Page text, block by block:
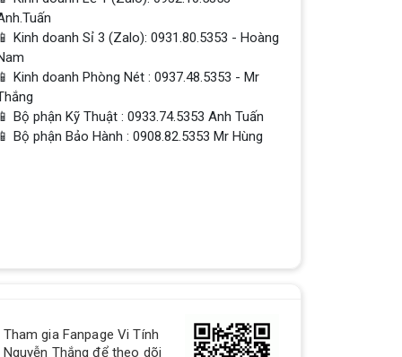
📱 Kinh doanh Sỉ 3 (Zalo): 0931.80.5353 - Hoàng
📱 Kinh doanh Phòng Nét : 0937.48.5353 - Mr
📱 Bộ phận Kỹ Thuật : 0933.74.5353 Anh Tuấn
📱 Bộ phận Bảo Hành : 0908.82.5353 Mr Hùng
Tham gia Fanpage Vi Tính
Nguyễn Thắng để theo dõi
QUÀ TẶNG TƯNG BỪNG -
CHÀO MỪNG NĂM MỚI